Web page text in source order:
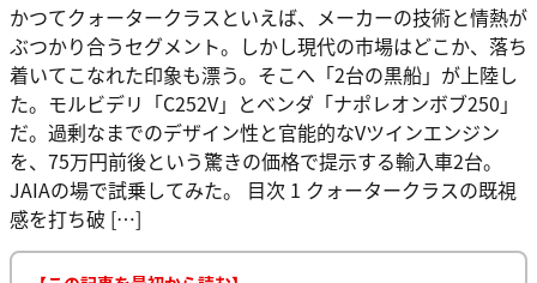
かつてクォータークラスといえば、メーカーの技術と情熱が
ぶつかり合うセグメント。しかし現代の市場はどこか、落ち
着いてこなれた印象も漂う。そこへ「2台の黒船」が上陸し
た。モルビデリ「C252V」とベンダ「ナポレオンボブ250」
だ。過剰なまでのデザイン性と官能的なVツインエンジン
を、75万円前後という驚きの価格で提示する輸入車2台。
JAIAの場で試乗してみた。 目次 1 クォータークラスの既視
感を打ち破 […]